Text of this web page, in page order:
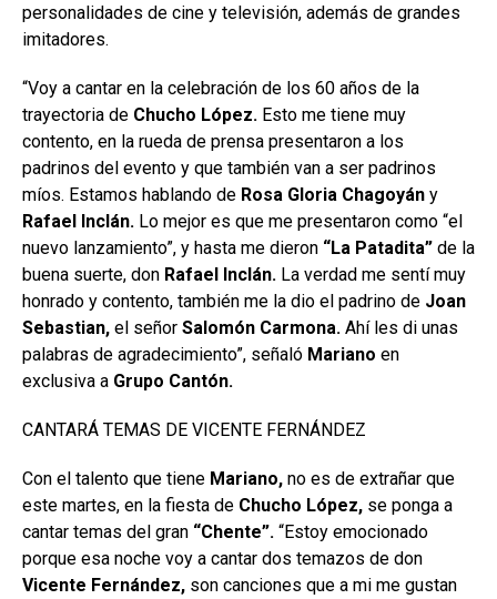
personalidades de cine y televisión, además de grandes
imitadores.
“Voy a cantar en la celebración de los 60 años de la
trayectoria de Chucho López. Esto me tiene muy
contento, en la rueda de prensa presentaron a los
padrinos del evento y que también van a ser padrinos
míos. Estamos hablando de Rosa Gloria Chagoyán y
Rafael Inclán. Lo mejor es que me presentaron como “el
nuevo lanzamiento”, y hasta me dieron “La Patadita” de la
buena suerte, don Rafael Inclán. La verdad me sentí muy
honrado y contento, también me la dio el padrino de Joan
Sebastian, el señor Salomón Carmona. Ahí les di unas
palabras de agradecimiento”, señaló Mariano en
exclusiva a Grupo Cantón.
CANTARÁ TEMAS DE VICENTE FERNÁNDEZ
Con el talento que tiene Mariano, no es de extrañar que
este martes, en la fiesta de Chucho López, se ponga a
cantar temas del gran “Chente”. “Estoy emocionado
porque esa noche voy a cantar dos temazos de don
Vicente Fernández, son canciones que a mi me gustan